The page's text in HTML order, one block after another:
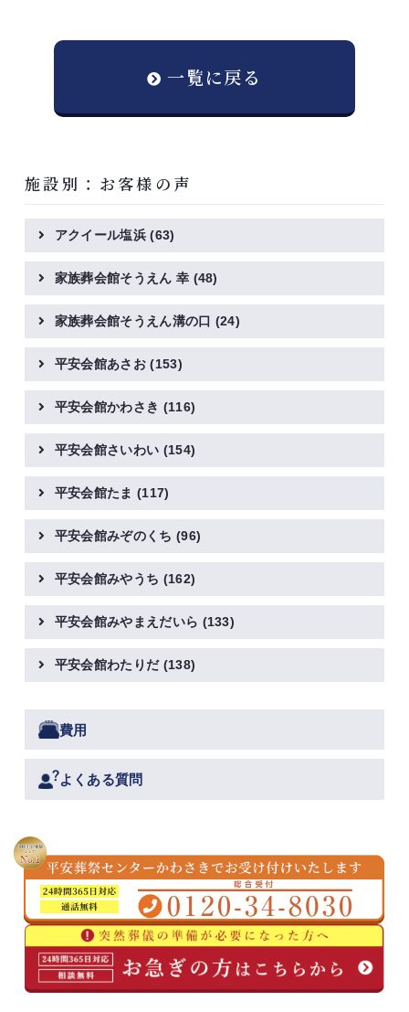
一覧に戻る
施設別：お客様の声
アクイール塩浜(63)
家族葬会館そうえん 幸 (48)
家族葬会館そうえん溝の口 (24)
平安会館あさお(153)
平安会館かわさき (116)
平安会館さいわい (154)
平安会館たま(117)
平安会館みぞのくち (96)
平安会館みやうち (162)
平安会館みやまえだいら (133)
平安会館わたりだ (138)
費用
よくある質問